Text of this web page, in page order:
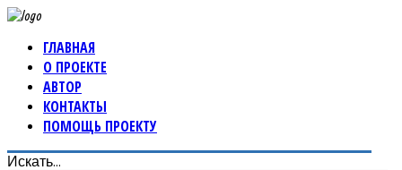
ГЛАВНАЯ
О ПРОЕКТЕ
АВТОР
КОНТАКТЫ
ПОМОЩЬ ПРОЕКТУ
Искать...